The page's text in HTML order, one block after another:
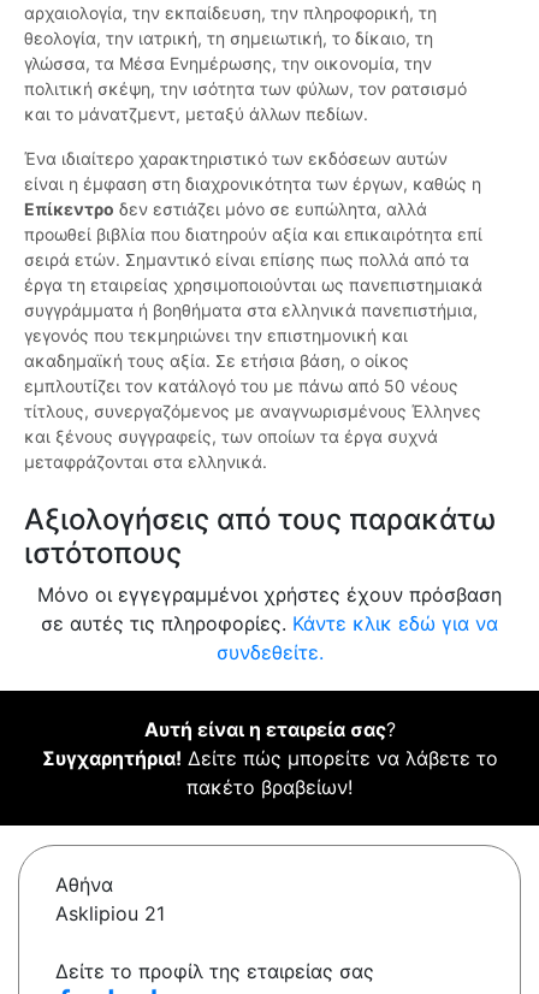
αρχαιολογία, την εκπαίδευση, την πληροφορική, τη
θεολογία, την ιατρική, τη σημειωτική, το δίκαιο, τη
γλώσσα, τα Μέσα Ενημέρωσης, την οικονομία, την
πολιτική σκέψη, την ισότητα των φύλων, τον ρατσισμό
και το μάνατζμεντ, μεταξύ άλλων πεδίων.
Ένα ιδιαίτερο χαρακτηριστικό των εκδόσεων αυτών
είναι η έμφαση στη διαχρονικότητα των έργων, καθώς η
Επίκεντρο δεν εστιάζει μόνο σε ευπώλητα, αλλά
προωθεί βιβλία που διατηρούν αξία και επικαιρότητα επί
σειρά ετών. Σημαντικό είναι επίσης πως πολλά από τα
έργα τη εταιρείας χρησιμοποιούνται ως πανεπιστημιακά
συγγράμματα ή βοηθήματα στα ελληνικά πανεπιστήμια,
γεγονός που τεκμηριώνει την επιστημονική και
ακαδημαϊκή τους αξία. Σε ετήσια βάση, ο οίκος
εμπλουτίζει τον κατάλογό του με πάνω από 50 νέους
τίτλους, συνεργαζόμενος με αναγνωρισμένους Έλληνες
και ξένους συγγραφείς, των οποίων τα έργα συχνά
μεταφράζονται στα ελληνικά.
Αξιολογήσεις από τους παρακάτω
ιστότοπους
Μόνο οι εγγεγραμμένοι χρήστες έχουν πρόσβαση
σε αυτές τις πληροφορίες. Κάντε κλικ εδώ για να
συνδεθείτε.
Αυτή είναι η εταιρεία σας?
Συγχαρητήρια! Δείτε πώς μπορείτε να λάβετε το
πακέτο βραβείων!
Αθήνα
Asklipiou 21
Δείτε το προφίλ της εταιρείας σας